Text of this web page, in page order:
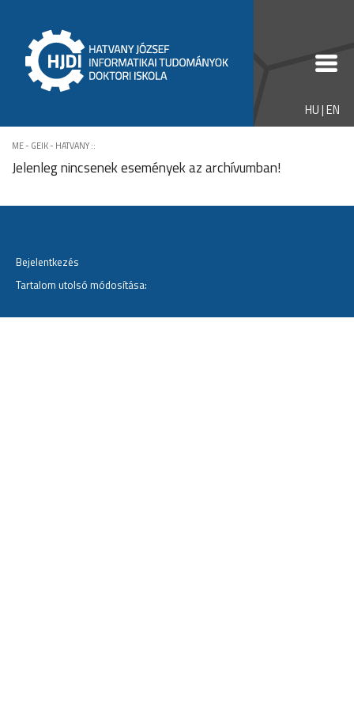
HU|EN
ME - GEIK - HATVANY::
Jelenleg nincsenek események az archívumban!
Bejelentkezés
Tartalom utolsó módosítása: